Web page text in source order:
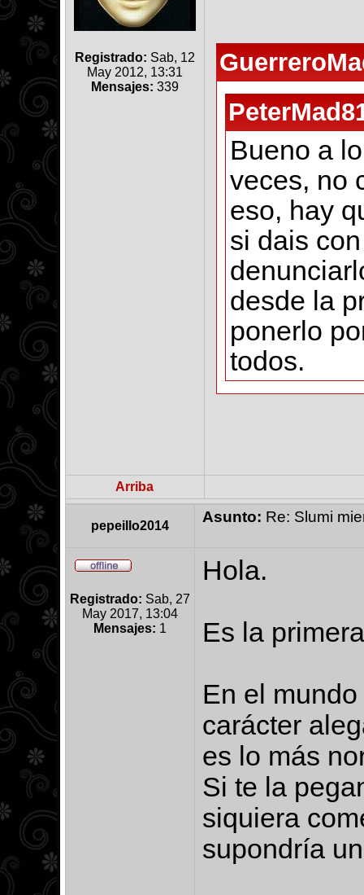
Registrado: Sab, 12
May 2012, 13:31
Mensajes: 339
Bueno a
veces, no
eso, hay
si dais
desde la
ponerlo
todos.
Arriba
pepeillo2014
Asunto: Re: Slumi
Registrado: Sab, 27
May 2017, 13:04
Mensajes: 1
Hola.
Es la
En el
carácter
es lo más
Si te la
siquiera
supondría